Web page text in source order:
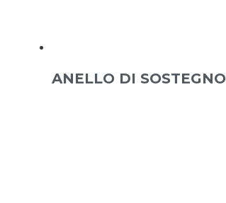
ANELLO DI SOSTEGNO